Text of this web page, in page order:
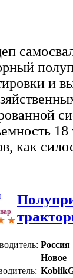
и
как
Россия
Новое